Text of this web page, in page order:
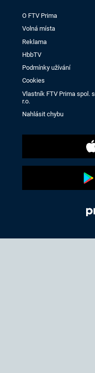
O FTV Prima
Volná místa
Reklama
HbbTV
Podmínky užívání
Cookies
Vlastník FTV Prima spol. s
r.o.
Nahlásit chybu